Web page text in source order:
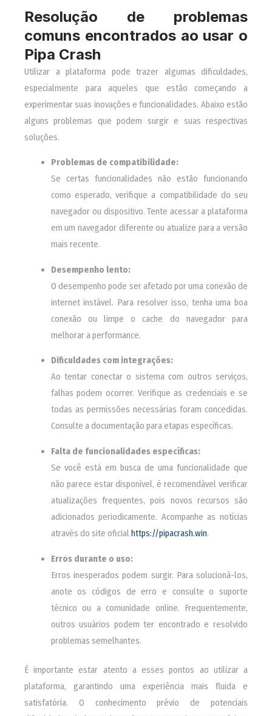
Resolução de problemas
comuns encontrados ao usar o
Pipa Crash
Utilizar a plataforma pode trazer algumas dificuldades,
especialmente para aqueles que estão começando a
experimentar suas inovações e funcionalidades. Abaixo estão
alguns problemas que podem surgir e suas respectivas
soluções.
Problemas de compatibilidade:
Se certas funcionalidades não estão funcionando
como esperado, verifique a compatibilidade do seu
navegador ou dispositivo. Tente acessar a plataforma
em um navegador diferente ou atualize para a versão
mais recente.
Desempenho lento:
O desempenho pode ser afetado por uma conexão de
internet instável. Para resolver isso, tenha uma boa
conexão ou limpe o cache do navegador para
melhorar a performance.
Dificuldades com integrações:
Ao tentar conectar o sistema com outros serviços,
falhas podem ocorrer. Verifique as credenciais e se
todas as permissões necessárias foram concedidas.
Consulte a documentação para etapas específicas.
Falta de funcionalidades específicas:
Se você está em busca de uma funcionalidade que
não parece estar disponível, é recomendável verificar
atualizações frequentes, pois novos recursos são
adicionados periodicamente. Acompanhe as notícias
através do site oficial https://pipacrash.win.
Erros durante o uso:
Erros inesperados podem surgir. Para solucioná-los,
anote os códigos de erro e consulte o suporte
técnico ou a comunidade online. Frequentemente,
outros usuários podem ter encontrado e resolvido
problemas semelhantes.
É importante estar atento a esses pontos ao utilizar a
plataforma, garantindo uma experiência mais fluida e
satisfatória. O conhecimento prévio de potenciais